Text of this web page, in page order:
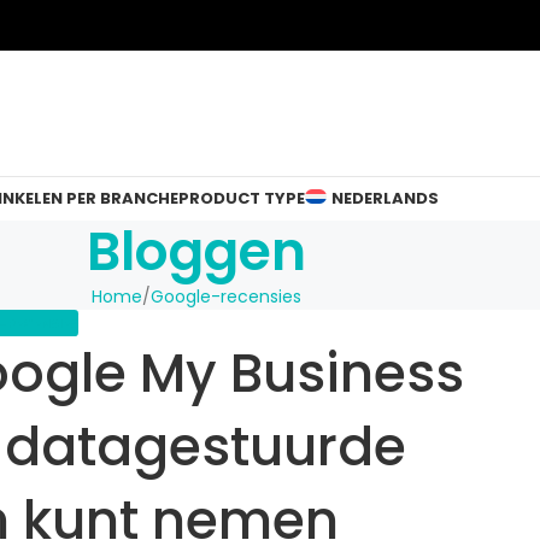
PER BRANCHEPRODUCT TYPE NEDERLANDS
Bloggen
Home Google-recensies
My Business
kunt nemen